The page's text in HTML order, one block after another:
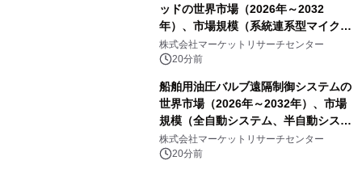
ッドの世界市場（2026年～2032
年）、市場規模（系統連系型マイクロ
グリッド、独立型マイクログリッ
ド）・分析レポートを発表
株式会社マーケットリサーチセンター
20分前
船舶用油圧バルブ遠隔制御システムの
世界市場（2026年～2032年）、市場
規模（全自動システム、半自動システ
ム）・分析レポートを発表
株式会社マーケットリサーチセンター
20分前